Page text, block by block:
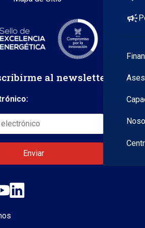
campaign
al newsletter